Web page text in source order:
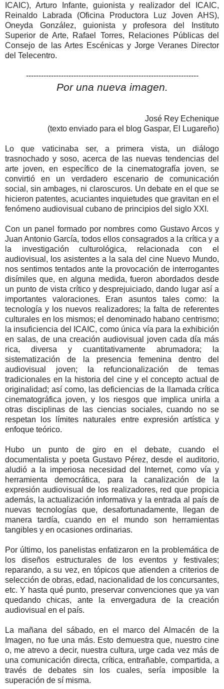
ICAIC), Arturo Infante, guionista y realizador del ICAIC,
Reinaldo Labrada (Oficina Productora Luz Joven AHS),
Oneyda González, guionista y profesora del Instituto
Superior de Arte, Rafael Torres, Relaciones Públicas del
Consejo de las Artes Escénicas y Jorge Veranes Director
del Telecentro.
---------------------------------------------------------------------
Por una nueva imagen.
José Rey Echenique
(texto enviado para el blog Gaspar, El Lugareño)
Lo que vaticinaba ser, a primera vista, un diálogo
trasnochado y soso, acerca de las nuevas tendencias del
arte joven, en específico de la cinematografía joven, se
convirtió en un verdadero escenario de comunicación
social, sin ambages, ni claroscuros. Un debate en el que se
hicieron patentes, acuciantes inquietudes que gravitan en el
fenómeno audiovisual cubano de principios del siglo XXI.
Con un panel formado por nombres como Gustavo Arcos y
Juan Antonio García, todos ellos consagrados a la crítica y a
la investigación culturológica, relacionada con el
audiovisual, los asistentes a la sala del cine Nuevo Mundo,
nos sentimos tentados ante la provocación de interrogantes
disímiles que, en alguna medida, fueron abordados desde
un punto de vista crítico y desprejuiciado, dando lugar así a
importantes valoraciones. Eran asuntos tales como: la
tecnología y los nuevos realizadores; la falta de referentes
culturales en los mismos; el denominado habano centrismo;
la insuficiencia del ICAIC, como única vía para la exhibición
en salas, de una creación audiovisual joven cada día más
rica, diversa y cuantitativamente abrumadora; la
sistematización de la presencia femenina dentro del
audiovisual joven; la refuncionalización de temas
tradicionales en la historia del cine y el concepto actual de
originalidad; así como, las deficiencias de la llamada crítica
cinematográfica joven, y los riesgos que implica unirla a
otras disciplinas de las ciencias sociales, cuando no se
respetan los límites naturales entre expresión artística y
enfoque teórico.
Hubo un punto de giro en el debate, cuando el
documentalista y poeta Gustavo Pérez, desde el auditorio,
aludió a la imperiosa necesidad del Internet, como vía y
herramienta democrática, para la canalización de la
expresión audiovisual de los realizadores, red que propicia
además, la actualización informativa y la entrada al país de
nuevas tecnologías que, desafortunadamente, llegan de
manera tardía, cuando en el mundo son herramientas
tangibles y en ocasiones ordinarias.
Por último, los panelistas enfatizaron en la problemática de
los diseños estructurales de los eventos y festivales;
reparando, a su vez, en tópicos que atienden a criterios de
selección de obras, edad, nacionalidad de los concursantes,
etc. Y hasta qué punto, preservar convenciones que ya van
quedando chicas, ante la envergadura de la creación
audiovisual en el país.
La mañana del sábado, en el marco del Almacén de la
Imagen, no fue una más. Esto demuestra que, nuestro cine
o, me atrevo a decir, nuestra cultura, urge cada vez más de
una comunicación directa, crítica, entrañable, compartida, a
través de debates sin los cuales, sería imposible la
superación de sí misma.